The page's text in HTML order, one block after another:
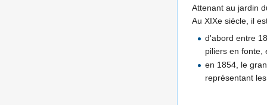
Attenant au jardin
Au XIXe siècle, il
d'abord entre
piliers en fonte,
en 1854, le
représentant